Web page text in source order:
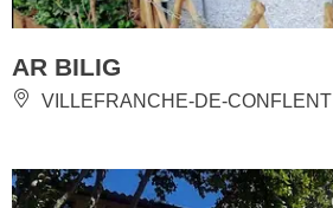
AR BILIG
VILLEFRANCHE-DE-CONFLENT